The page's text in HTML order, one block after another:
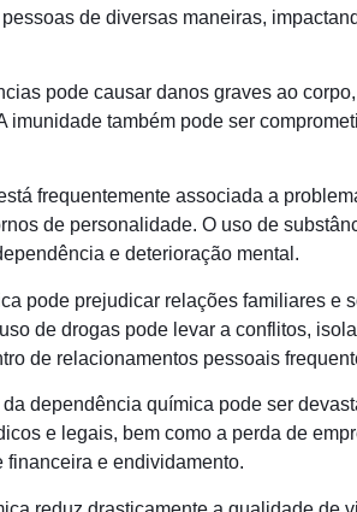
de diversas maneiras,
pode causar danos graves ao
imunidade também pode ser
frequentemente associada a
de personalidade. O uso de
e deterioração mental.
pode prejudicar relações familiares e
de drogas pode levar a conflitos,
de relacionamentos pessoais
dependência química pode ser
e legais, bem como a perda de
e endividamento.